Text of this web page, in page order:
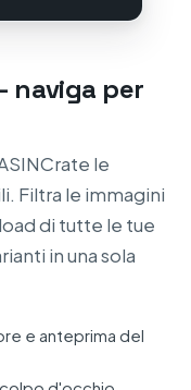
naviga per
le
Filtra le immagini
di tutte le tue
in una sola
e anteprima del